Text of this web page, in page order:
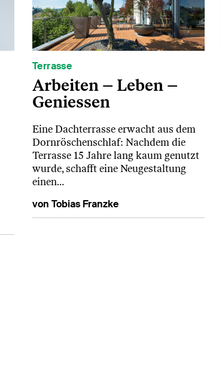
Terrasse
Arbeiten – Leben –
Geniessen
Eine Dachterrasse erwacht aus dem
Dornröschenschlaf: Nachdem die
Terrasse 15 Jahre lang kaum genutzt
wurde, schafft eine Neugestaltung
einen…
von Tobias Franzke